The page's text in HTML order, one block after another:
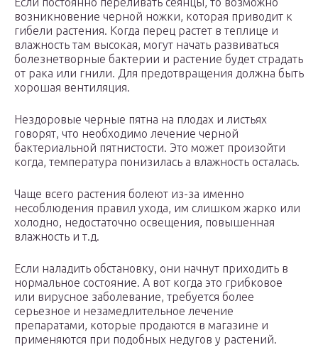
возникновение черной ножки, которая приводит к
гибели растения. Когда перец растет в теплице и
влажность там высокая, могут начать развиваться
болезнетворные бактерии и растение будет страдать
от рака или гнили. Для предотвращения должна быть
хорошая вентиляция.
Нездоровые черные пятна на плодах и листьях
говорят, что необходимо лечение черной
бактериальной пятнистости. Это может произойти
когда, температура понизилась а влажность осталась.
Чаще всего растения болеют из-за именно
несоблюдения правил ухода, им слишком жарко или
холодно, недостаточно освещения, повышенная
влажность и т.д.
Если наладить обстановку, они начнут приходить в
нормальное состояние. А вот когда это грибковое
или вирусное заболевание, требуется более
серьезное и незамедлительное лечение
препаратами, которые продаются в магазине и
применяются при подобных недугов у растений.